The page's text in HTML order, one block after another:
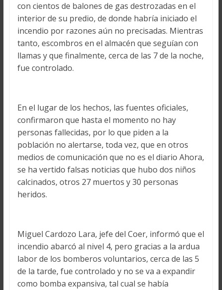
con cientos de balones de gas destrozadas en el
interior de su predio, de donde habría iniciado el
incendio por razones aún no precisadas. Mientras
tanto, escombros en el almacén que seguían con
llamas y que finalmente, cerca de las 7 de la noche,
fue controlado.
En el lugar de los hechos, las fuentes oficiales,
confirmaron que hasta el momento no hay
personas fallecidas, por lo que piden a la
población no alertarse, toda vez, que en otros
medios de comunicación que no es el diario Ahora,
se ha vertido falsas noticias que hubo dos niños
calcinados, otros 27 muertos y 30 personas
heridos.
Miguel Cardozo Lara, jefe del Coer, informó que el
incendio abarcó al nivel 4, pero gracias a la ardua
labor de los bomberos voluntarios, cerca de las 5
de la tarde, fue controlado y no se va a expandir
como bomba expansiva, tal cual se había